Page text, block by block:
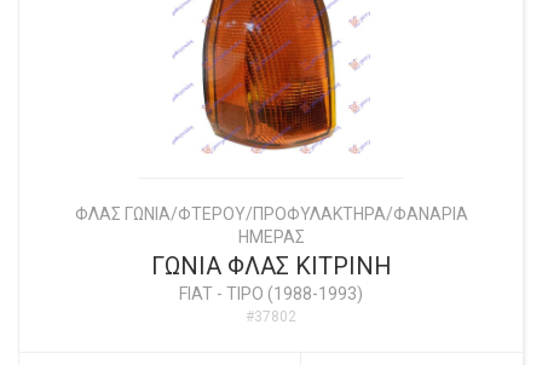
ΦΛΑΣ ΓΩΝΙΑ/ΦΤΕΡΟΥ/ΠΡΟΦΥΛΑΚΤΗΡΑ/ΦΑΝΑΡΙΑ
ΗΜΕΡΑΣ
ΓΩΝΙΑ ΦΛΑΣ ΚΙΤΡΙΝΗ
FIAT - TIPO (1988-1993)
#37802